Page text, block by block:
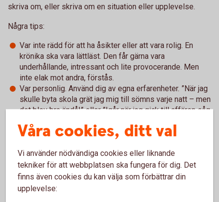
skriva om, eller skriva om en situation eller upplevelse.
Några tips:
Var inte rädd för att ha åsikter eller att vara rolig. En
krönika ska vara lättläst. Den får gärna vara
underhållande, intressant och lite provocerande. Men
inte elak mot andra, förstås.
Var personlig. Använd dig av egna erfarenheter. ”När jag
skulle byta skola grät jag mig till sömns varje natt – men
det blev bra ändå!” eller ”Igår när jag gick till affären såg
VIKTIGT: En krönika är ingen faktatext. Skolarbetet om
vikingatiden kan inte vara en krönika.
Att leverera: Text på cirka 1500 tecken, inklusive blanksteg.
2. Faktaruta om skribenten:Vi vill veta lite mer om
avsändaren bakom texten.
Våra cookies, ditt val
Vi använder nödvändiga cookies eller liknande
tekniker för att webbplatsen ska fungera för dig. Det
finns även cookies du kan välja som förbättrar din
upplevelse: